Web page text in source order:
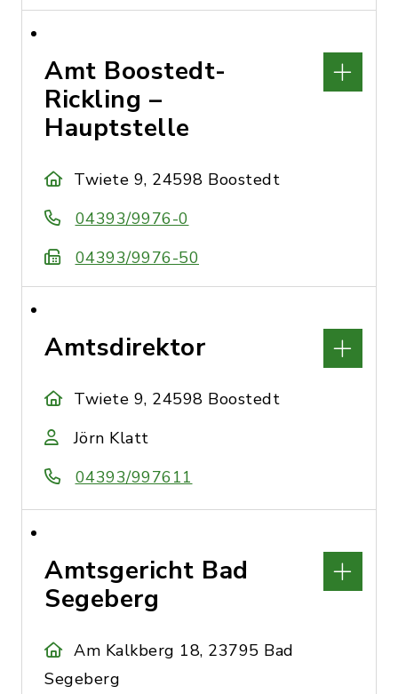
Amt Boostedt-
Rickling –
Hauptstelle
Twiete 9, 24598 Boostedt
04393/9976-0
04393/9976-50
Amtsdirektor
Twiete 9, 24598 Boostedt
Jörn Klatt
04393/997611
Amtsgericht Bad
Segeberg
Am Kalkberg 18, 23795 Bad
Segeberg